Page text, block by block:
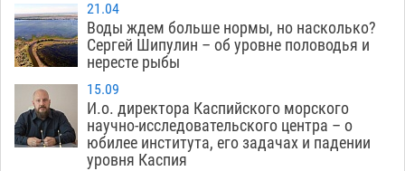
21.04
Воды ждем больше нормы, но насколько?
Сергей Шипулин – об уровне половодья и
нересте рыбы
15.09
И.о. директора Каспийского морского
научно-исследовательского центра – о
юбилее института, его задачах и падении
уровня Каспия